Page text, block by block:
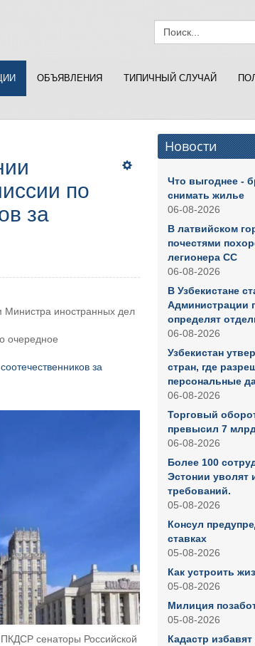
ОБЪЯВЛЕНИЯ ТИПИЧНЫЙ СЛУЧАЙ
по
за
Министра иностранных дел
очередное
за
сенаторы Российской
Новости
Что выгоднее -
снимать жилье
06-08-2026
В латвийском
почестями
легионера СС
06-08-2026
В Узбекистане
Администрации
определят
06-08-2026
Узбекистан
стран, где
персональные
06-08-2026
Торговый
превысил 7
06-08-2026
Более 100
Эстонии уволят
требований.
05-08-2026
Консул
ставках
05-08-2026
Как устроить
05-08-2026
Милиция
05-08-2026
Кадастр